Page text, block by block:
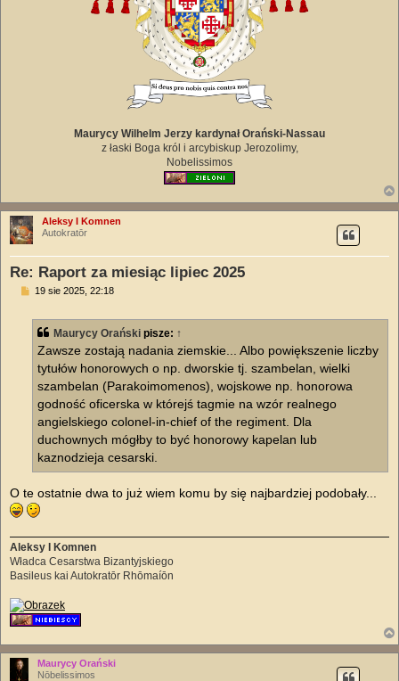
Maurycy Wilhelm Jerzy kardynał Orański-Nassau
z łaski Boga król i arcybiskup Jerozolimy,
Nobelissimos
Aleksy I Komnen
Autokratōr
Re: Raport za miesiąc lipiec 2025
P19 sie 2025, 22:18
Maurycy Orański pisze: ↑
Zawsze zostają nadania ziemskie... Albo powiększenie liczby
tytułów honorowych o np. dworskie tj. szambelan, wielki
szambelan (Parakoimomenos), wojskowe np. honorowa
godność oficerska w którejś tagmie na wzór realnego
angielskiego colonel-in-chief of the regiment. Dla
duchownych mógłby to być honorowy kapelan lub
kaznodzieja cesarski.
O te ostatnie dwa to już wiem komu by się najbardziej podobały...
Aleksy I Komnen
Władca Cesarstwa Bizantyjskiego
Basileus kai Autokratōr Rhōmaíōn
Maurycy Orański
Nōbelissimos